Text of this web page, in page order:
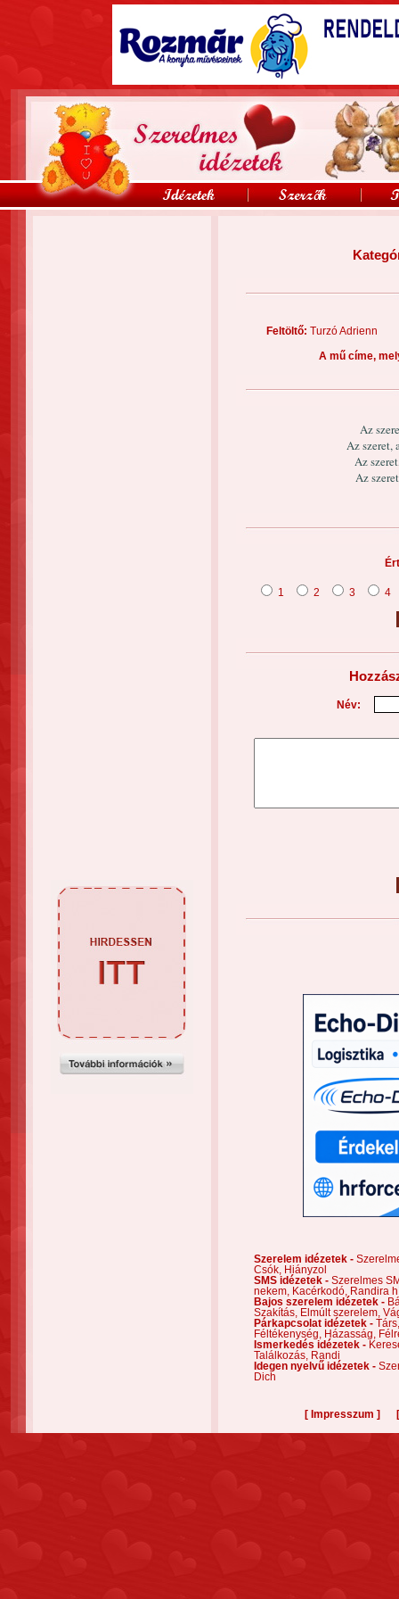
Feltöltő: Turzó
A mű címe,
Az
Az szeret,
Az
Az
1 2 3 4
Név:
Szerelem idézetek -
Csók,
Hiányzol
SMS idézetek - Szerelmes
nekem,
Kacérkodó,
Randira
Bajos szerelem idézetek -
Szakítás,
Elmúlt szerelem,
Párkapcsolat idézetek -
Féltékenység,
Házasság,
Ismerkedés idézetek -
Találkozás,
Randi
Idegen nyelvű idézetek -
Dich
[ Impresszum ]